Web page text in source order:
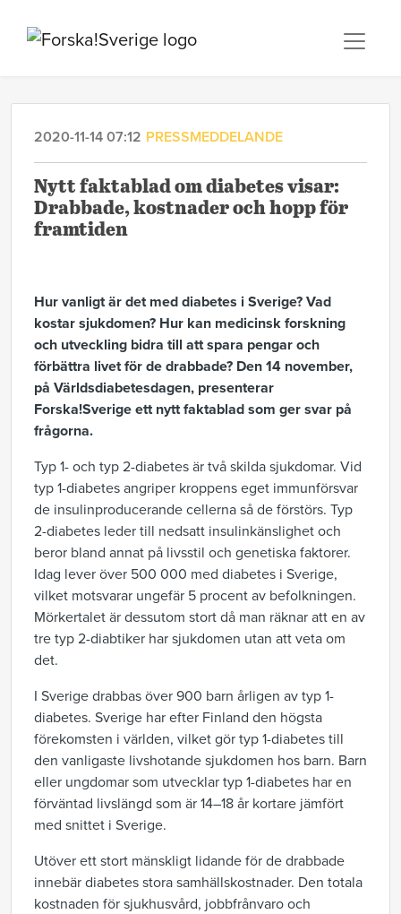
2020-11-14 07:12 PRESSMEDDELANDE
Nytt faktablad om diabetes visar:
Drabbade, kostnader och hopp för
framtiden
Hur vanligt är det med diabetes i Sverige? Vad
kostar sjukdomen? Hur kan medicinsk forskning
och utveckling bidra till att spara pengar och
förbättra livet för de drabbade? Den 14 november,
på Världsdiabetesdagen, presenterar
Forska!Sverige ett nytt faktablad som ger svar på
frågorna.
Typ 1- och typ 2-diabetes är två skilda sjukdomar. Vid
typ 1-diabetes angriper kroppens eget immunförsvar
de insulinproducerande cellerna så de förstörs. Typ
2-diabetes leder till nedsatt insulinkänslighet och
beror bland annat på livsstil och genetiska faktorer.
Idag lever över 500 000 med diabetes i Sverige,
vilket motsvarar ungefär 5 procent av befolkningen.
Mörkertalet är dessutom stort då man räknar att en av
tre typ 2-diabtiker har sjukdomen utan att veta om
det.
I Sverige drabbas över 900 barn årligen av typ 1-
diabetes. Sverige har efter Finland den högsta
förekomsten i världen, vilket gör typ 1-diabetes till
den vanligaste livshotande sjukdomen hos barn. Barn
eller ungdomar som utvecklar typ 1-diabetes har en
förväntad livslängd som är 14–18 år kortare jämfört
med snittet i Sverige.
Utöver ett stort mänskligt lidande för de drabbade
innebär diabetes stora samhällskostnader. Den totala
kostnaden för sjukhusvård, jobbfrånvaro och